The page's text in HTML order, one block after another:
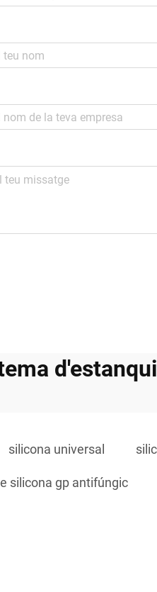
silicona universal
silicona gp antifúngic